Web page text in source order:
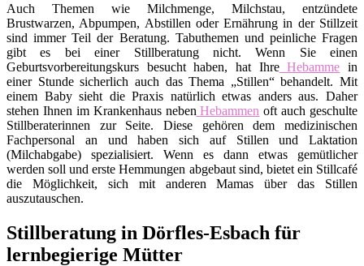
Auch Themen wie Milchmenge, Milchstau, entzündete
Brustwarzen, Abpumpen, Abstillen oder Ernährung in der Stillzeit
sind immer Teil der Beratung. Tabuthemen und peinliche Fragen
gibt es bei einer Stillberatung nicht. Wenn Sie einen
Geburtsvorbereitungskurs besucht haben, hat IhreHebamme in
einer Stunde sicherlich auch das Thema „Stillen“ behandelt. Mit
einem Baby sieht die Praxis natürlich etwas anders aus. Daher
stehen Ihnen im Krankenhaus neben Hebammen oft auch geschulte
Stillberaterinnen zur Seite. Diese gehören dem medizinischen
Fachpersonal an und haben sich auf Stillen und Laktation
(Milchabgabe) spezialisiert. Wenn es dann etwas gemütlicher
werden soll und erste Hemmungen abgebaut sind, bietet ein Stillcafé
die Möglichkeit, sich mit anderen Mamas über das Stillen
auszutauschen.
Stillberatung in Dörfles-Esbach für
lernbegierige Mütter